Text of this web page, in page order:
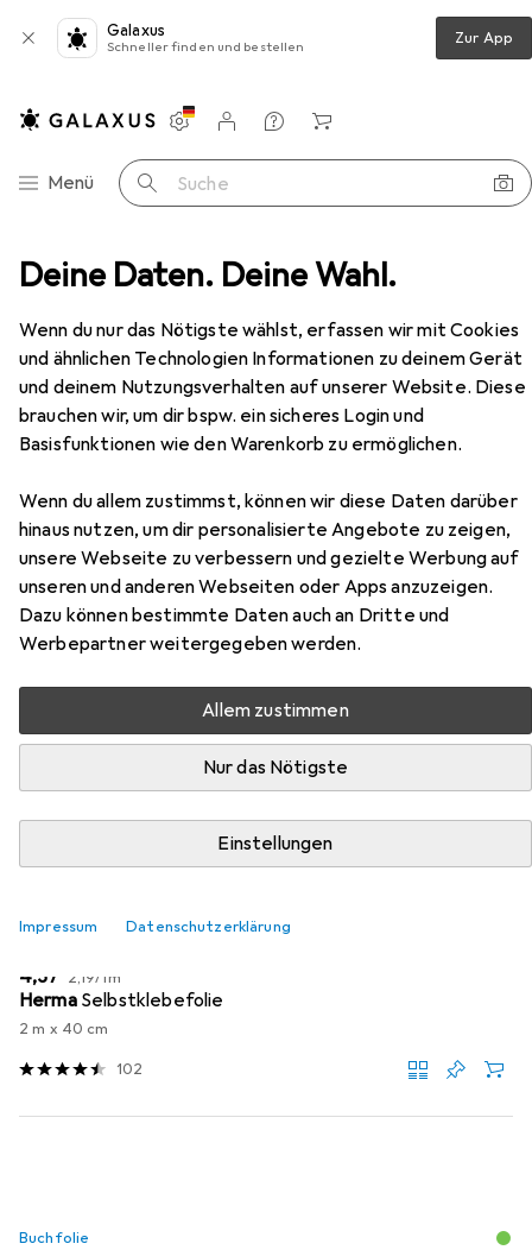
Deine Daten. Deine Wahl.
Wenn du nur das Nötigste wählst, erfassen wir mit Cookies
und ähnlichen Technologien Informationen zu deinem Gerät
und deinem Nutzungsverhalten auf unserer Website. Diese
brauchen wir, um dir bspw. ein sicheres Login und
Basisfunktionen wie den Warenkorb zu ermöglichen.
Wenn du allem zustimmst, können wir diese Daten darüber
hinaus nutzen, um dir personalisierte Angebote zu zeigen,
unsere Webseite zu verbessern und gezielte Werbung auf
unseren und anderen Webseiten oder Apps anzuzeigen.
Dazu können bestimmte Daten auch an Dritte und
Werbepartner weitergegeben werden.
Allem zustimmen
Nur das Nötigste
Einstellungen
Impressum Datenschutzerklärung
Galaxus
Schneller finden und bestellen Zur App
Navigation nach Kategorien
Menü Suche
Einstellungen
Kundenkonto
Vergleichslisten
Merklisten
Warenkorb
Bücher Fachbücher Krise kann mich mal!
EUR
29,99
Krise kann mich mal!
Deutsch, Bastian Bärenfänger, 2024
Zubehör für Krise kann mich mal!
Hier findest du passendes Zubehör zum Produkt Krise
kann mich mal! aus den Kategorien Buchfolie und
Schreibtisch Accessoire.
Relevanz
EUR
4,37 EUR
2,19/ 1m
Herma Selbstklebefolie
2 m x 40 cm
102
Buchfolie